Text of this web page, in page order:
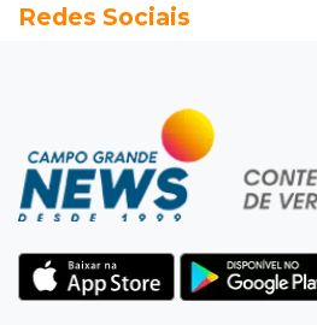
Semana termina com 913
Festival do Sobá
Em visita à Feira Central,
prometer apoio para
STF suspende julgamento
futuro do jogo do bicho no
Redes Sociais